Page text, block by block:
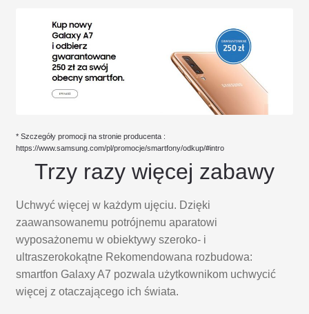
* Szczegóły promocji na stronie producenta :
https://www.samsung.com/pl/promocje/smartfony/odkup/#intro
Trzy razy więcej zabawy
Uchwyć więcej w każdym ujęciu. Dzięki
zaawansowanemu potrójnemu aparatowi
wyposażonemu w obiektywy szeroko- i
ultraszerokokątne Rekomendowana rozbudowa:
smartfon Galaxy A7 pozwala użytkownikom uchwycić
więcej z otaczającego ich świata.